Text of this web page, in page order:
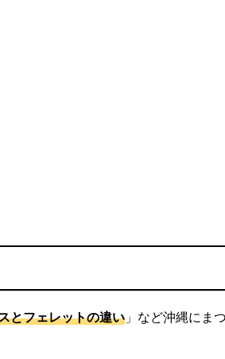
とフェレットの違い 」など沖縄にま